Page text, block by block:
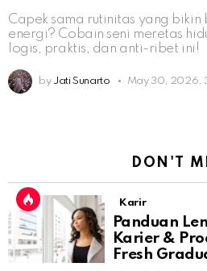
Capek sama rutinitas yang bikin
energi? Cobain seni meretas
logis, praktis, dan anti-ribet ini!
by Jati Sunarto May 30, 2026,
DON'T
Karir
Panduan
Karier &
Fresh